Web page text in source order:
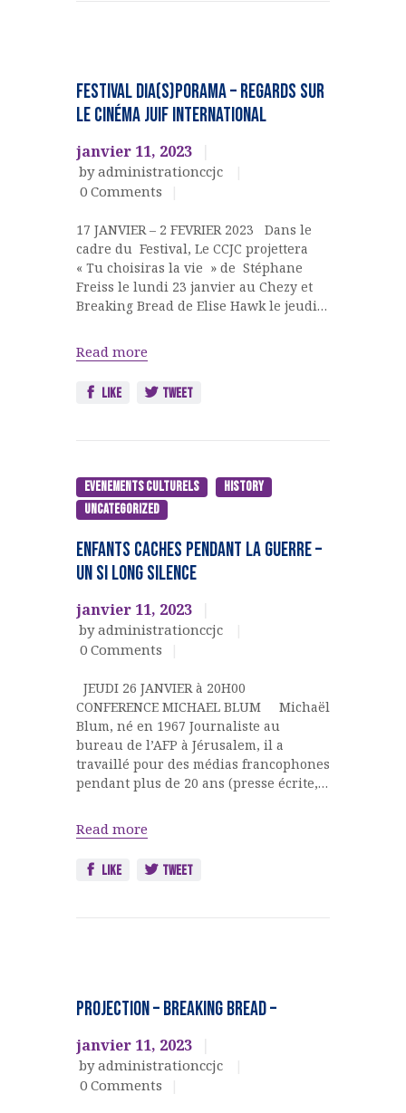
EVENEMENTS
CULTURELS
FESTIVAL DIA(S)PORAMA – Regards sur
le cinéma Juif International
janvier 11, 2023
by administrationccjc
0 Comments
17 JANVIER – 2 FEVRIER 2023 Dans le
cadre du Festival, Le CCJC projettera
« Tu choisiras la vie » de Stéphane
Freiss le lundi 23 janvier au Chezy et
Breaking Bread de Elise Hawk le jeudi…
Read more
Like Tweet
EVENEMENTS CULTURELS
History
Uncategorized
ENFANTS CACHES PENDANT LA GUERRE –
UN SI LONG SILENCE
janvier 11, 2023
by administrationccjc
0 Comments
JEUDI 26 JANVIER à 20H00
CONFERENCE MICHAEL BLUM Michaël
Blum, né en 1967 Journaliste au
bureau de l’AFP à Jérusalem, il a
travaillé pour des médias francophones
pendant plus de 20 ans (presse écrite,…
Read more
Like Tweet
EVENEMENTS
CULTURELS
PROJECTION – BREAKING BREAD –
janvier 11, 2023
by administrationccjc
0 Comments